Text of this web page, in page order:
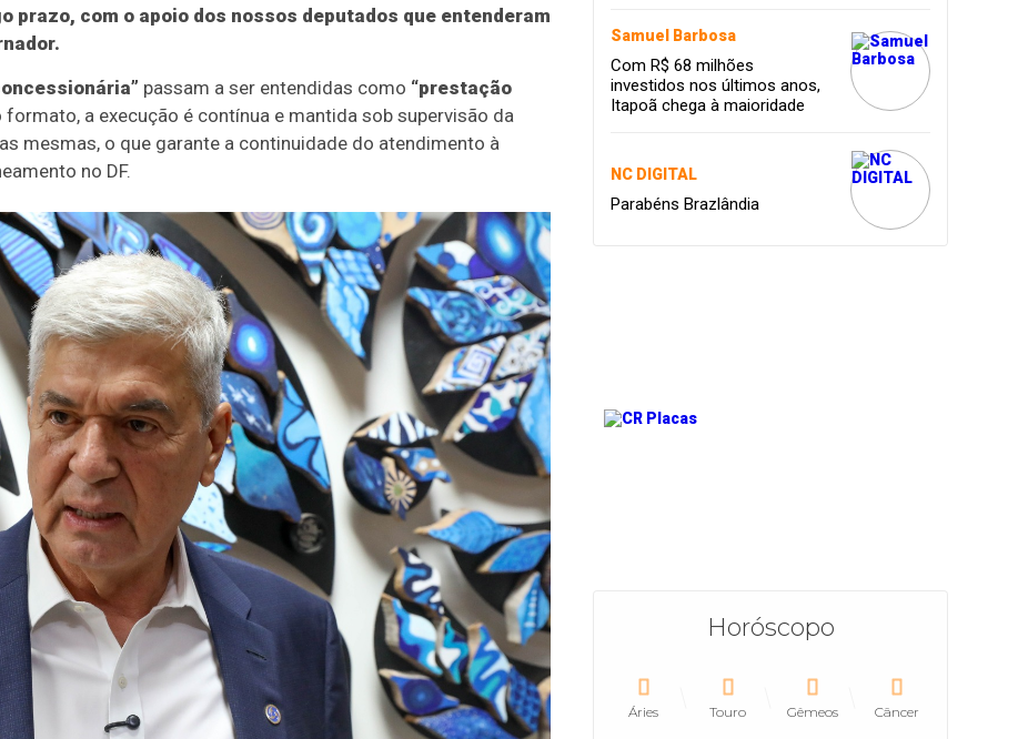
com o apoio dos nossos deputados que entenderam
passam a ser entendidas como “prestação
formato, a execução é contínua e mantida sob supervisão da
mesmas, o que garante a continuidade do atendimento à
no DF.
Samuel Barbosa
Com R$ 68 milhões
investidos nos últimos anos,
Itapoã chega à maioridade
NC DIGITAL
Parabéns Brazlândia
Horóscopo
Áries Touro Gêmeos Câncer